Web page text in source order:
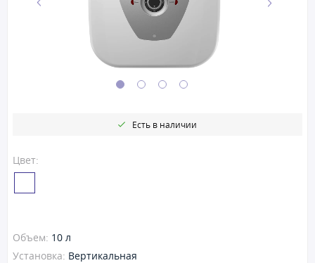
Цвет:
Есть в наличии
Объем: 10 л
Установка: Вертикальная